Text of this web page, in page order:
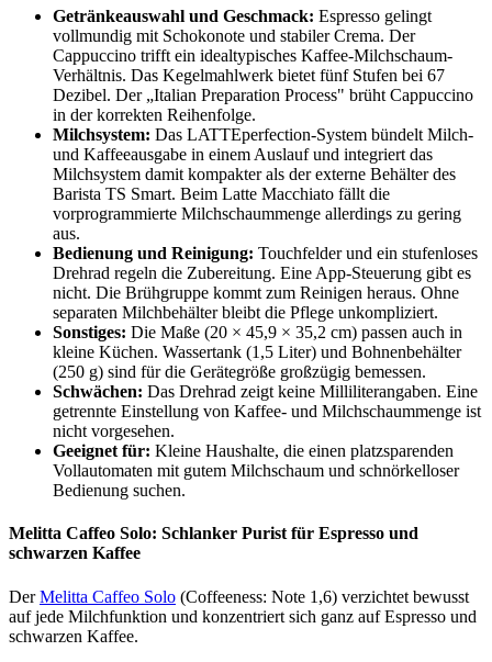
Getränkeauswahl und Geschmack: Espresso gelingt
vollmundig mit Schokonote und stabiler Crema. Der
Cappuccino trifft ein idealtypisches Kaffee-Milchschaum-
Verhältnis. Das Kegelmahlwerk bietet fünf Stufen bei 67
Dezibel. Der „Italian Preparation Process" brüht Cappuccino
in der korrekten Reihenfolge.
Milchsystem: Das LATTEperfection-System bündelt Milch-
und Kaffeeausgabe in einem Auslauf und integriert das
Milchsystem damit kompakter als der externe Behälter des
Barista TS Smart. Beim Latte Macchiato fällt die
vorprogrammierte Milchschaummenge allerdings zu gering
aus.
Bedienung und Reinigung: Touchfelder und ein stufenloses
Drehrad regeln die Zubereitung. Eine App-Steuerung gibt es
nicht. Die Brühgruppe kommt zum Reinigen heraus. Ohne
separaten Milchbehälter bleibt die Pflege unkompliziert.
Sonstiges: Die Maße (20 × 45,9 × 35,2 cm) passen auch in
kleine Küchen. Wassertank (1,5 Liter) und Bohnenbehälter
(250 g) sind für die Gerätegröße großzügig bemessen.
Schwächen: Das Drehrad zeigt keine Milliliterangaben. Eine
getrennte Einstellung von Kaffee- und Milchschaummenge ist
nicht vorgesehen.
Geeignet für: Kleine Haushalte, die einen platzsparenden
Vollautomaten mit gutem Milchschaum und schnörkelloser
Bedienung suchen.
Melitta Caffeo Solo: Schlanker Purist für Espresso und
schwarzen Kaffee
DerMelitta Caffeo Solo (Coffeeness: Note 1,6) verzichtet bewusst
auf jede Milchfunktion und konzentriert sich ganz auf Espresso und
schwarzen Kaffee.